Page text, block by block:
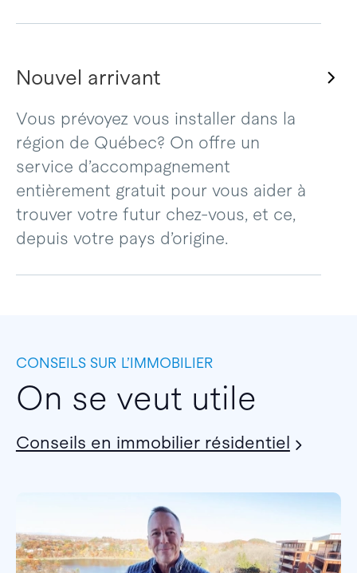
Nouvel arrivant
Vous prévoyez vous installer dans la
région de Québec? On offre un
service d’accompagnement
entièrement gratuit pour vous aider à
trouver votre futur chez-vous, et ce,
depuis votre pays d’origine.
CONSEILS SUR L’IMMOBILIER
On se veut utile
Conseils en immobilier résidentiel